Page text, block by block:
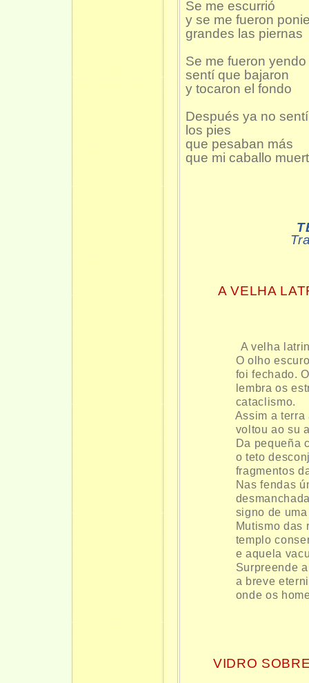
Se me escurrió
y se me fueron
grandes las piernas
Se me fueron
sentí que bajaron
y tocaron el fondo
Después ya no
los pies
que pesaban más
que mi caballo
A VELHA
A velha
O olho
foi fechado. O
lembra os
cataclismo.
Assim a terra
voltou ao su
Da pequeña
o teto
fragmentos da
Nas fendas
signo de uma
Mutismo das
templo
e aquela
Surpreende a
a breve
onde os
VIDRO